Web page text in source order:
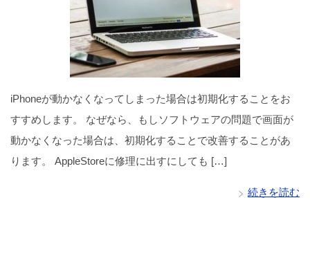
iPhoneが動かなくなってしまった場合は初期化することをお
すすめします。 なぜなら、もしソフトウェアの問題で画面が
動かなくなった場合は、初期化することで改善することがあ
ります。 AppleStoreに修理に出すにしても […]
続きを読む